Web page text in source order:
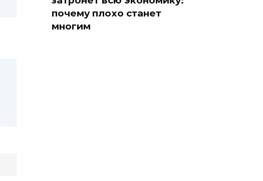
почему плохо станет
многим